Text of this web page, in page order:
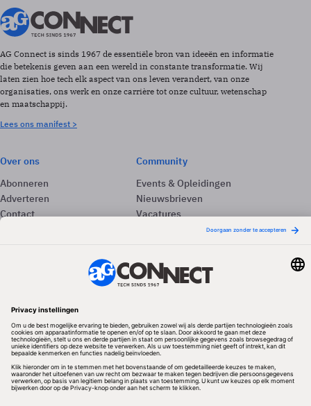
AG Connect is sinds 1967 de essentiële bron van ideeën en informatie
die betekenis geven aan een wereld in constante transformatie. Wij
laten zien hoe tech elk aspect van ons leven verandert, van onze
organisaties, ons werk en onze carrière tot onze cultuur, wetenschap
en maatschappij.
Lees ons manifest >
Over ons
Abonneren
Adverteren
Contact
Community
Events & Opleidingen
Nieuwsbrieven
Vacatures
Redactionele partner